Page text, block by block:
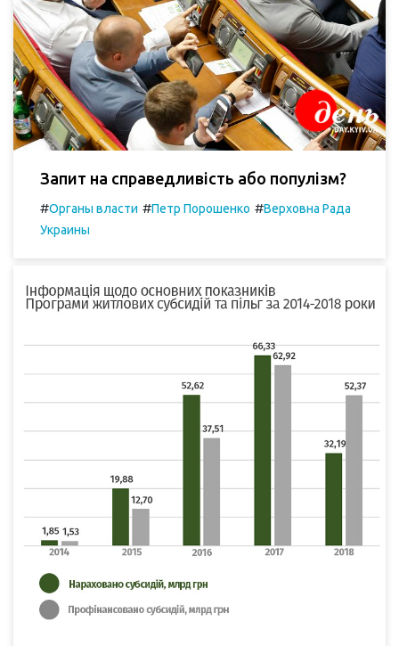
Запит на справедливість або популізм?
#Органы власти #Петр Порошенко #Верховна Рада
Украины